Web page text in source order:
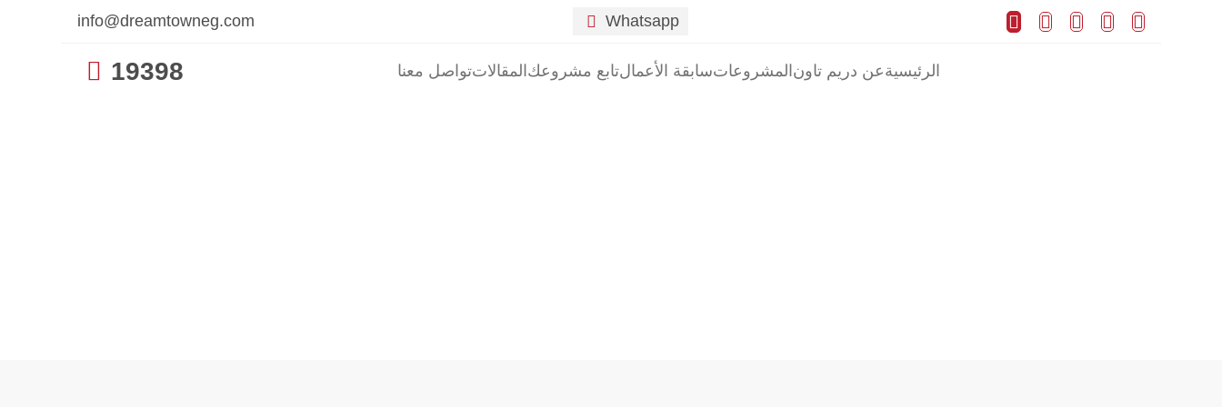





Whatsapp

info@dreamtowneg.com
الرئيسيةعن دريم تاون المشروعاتسابقة الأعمالتابع مشروعك المقالاتتواصل معنا  19398